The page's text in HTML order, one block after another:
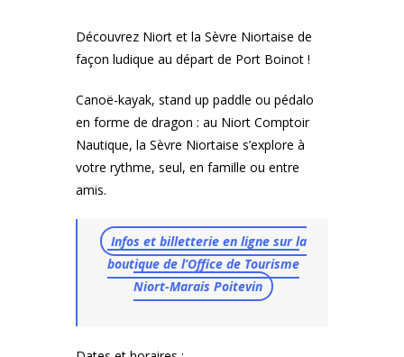
Découvrez Niort et la Sèvre Niortaise de
façon ludique au départ de Port Boinot !
Canoë-kayak, stand up paddle ou pédalo
en forme de dragon : au Niort Comptoir
Nautique, la Sèvre Niortaise s’explore à
votre rythme, seul, en famille ou entre
amis.
Infos et billetterie en ligne sur la
boutique de l’Office de Tourisme
Niort-Marais Poitevin